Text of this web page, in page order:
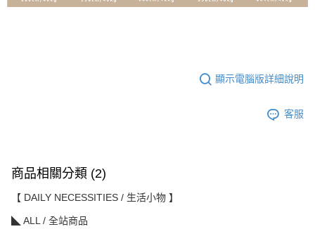
顯示電腦版詳細說明
客服
商品相關分類 (2)
【 DAILY NECESSITIES / 生活小物 】
◣ ALL / 全站商品